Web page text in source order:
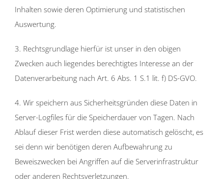
Inhalten sowie deren Optimierung und statistischen
Auswertung.
3. Rechtsgrundlage hierfür ist unser in den obigen
Zwecken auch liegendes berechtigtes Interesse an der
Datenverarbeitung nach Art. 6 Abs. 1 S.1 lit. f) DS-GVO.
4. Wir speichern aus Sicherheitsgründen diese Daten in
Server-Logfiles für die Speicherdauer von Tagen. Nach
Ablauf dieser Frist werden diese automatisch gelöscht, es
sei denn wir benötigen deren Aufbewahrung zu
Beweiszwecken bei Angriffen auf die Serverinfrastruktur
oder anderen Rechtsverletzungen.